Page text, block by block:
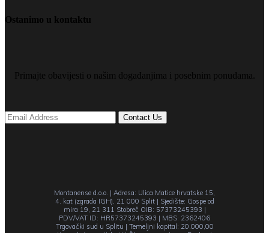
Ostanimo u kontaktu
Primajte obavijesti o našim događanjima i posebnim ponudama.
Montanense d.o.o. | Adresa: Ulica Matice hrvatske 15,
4. kat (zgrada IGH), 21 000 Split | Sjedište: Gospe od
mira 19, 21 311 Stobreč OIB: 57373245393 |
PDV/VAT ID: HR57373245393 | MBS: 2362406
Trgovački sud u Splitu | Temeljni kapital: 20.000,00